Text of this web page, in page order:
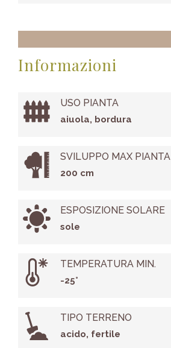
Informazioni
USO PIANTA
aiuola, bordura
SVILUPPO MAX PIANTA
200 cm
ESPOSIZIONE SOLARE
sole
TEMPERATURA MIN.
-25°
TIPO TERRENO
acido, fertile